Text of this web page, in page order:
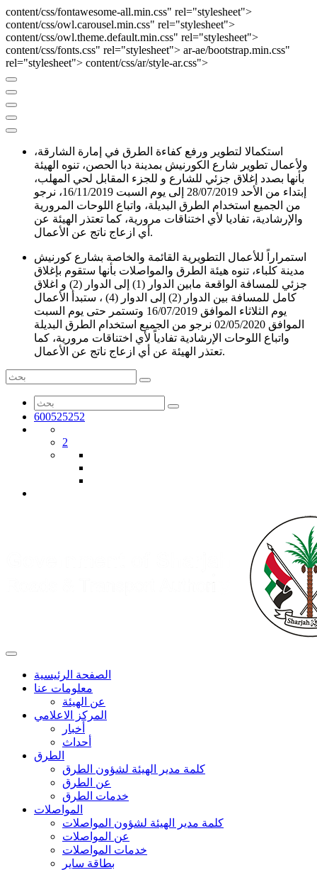
content/css/fontawesome-all.min.css" rel="stylesheet">
content/css/owl.carousel.min.css" rel="stylesheet">
content/css/owl.theme.default.min.css" rel="stylesheet">
content/css/fonts.css" rel="stylesheet"> ar-ae/bootstrap.min.css"
rel="stylesheet"> content/css/ar/style-ar.css">
استكمالا لتطوير ورفع كفاءة الطرق في إمارة الشارقة،
ولأعمال تطوير شارع الكورنيش بمدينة دبا الحصن، تنوه الهيئة
بأنها بصدد إغلاق جزئي للشارع و للجزء المقابل لحي المهلب،
إبتداء من الأحد 28/07/2019 إلى يوم السبت 16/11/2019، نرجو
من الجميع استخدام الطرق البديلة، واتباع اللوحات المرورية
والإرشادية، تفاديا لأي اختناقات مرورية، كما تعتذر الهيئة عن
أي ازعاج ناتج عن الأعمال.
استمراراً للأعمال التطويرية القائمة والخاصة بشارع كورنيش
مدينة كلباء، تنوه هيئة الطرق والمواصلات بأنها ستقوم بإغلاق
جزئي للمسافة الواقعة مابين الدوار (1) إلى الدوار (2) و اغلاق
كامل للمسافة بين الدوار (2) إلى الدوار (4) ، ستبدأ الأعمال
يوم الثلاثاء الموافق 16/07/2019 وتستمر حتى يوم السبت
الموافق 02/05/2020 نرجو من الجميع استخدام الطرق البديلة
واتباع اللوحات الإرشادية تفادياً لأي اختناقات مرورية، كما
تعتذر الهيئة عن أي ازعاج ناتج عن الأعمال.
600525252
2
الصفحة الرئيسية
معلومات عنا
عن الهيئة
المركز الاعلامي
أخبار
أحداث
الطرق
كلمة مدير الهيئة لشؤون الطرق
عن الطرق
خدمات الطرق
المواصلات
كلمة مدير الهيئة لشؤون المواصلات
عن المواصلات
خدمات المواصلات
بطاقة ساير